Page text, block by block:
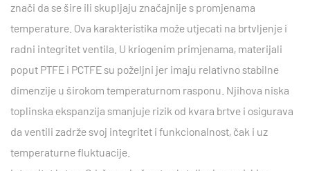
znači da se šire ili skupljaju značajnije s promjenama
temperature. Ova karakteristika može utjecati na brtvljenje i
radni integritet ventila. U kriogenim primjenama, materijali
poput PTFE i PCTFE su poželjni jer imaju relativno stabilne
dimenzije u širokom temperaturnom rasponu. Njihova niska
toplinska ekspanzija smanjuje rizik od kvara brtve i osigurava
da ventili zadrže svoj integritet i funkcionalnost, čak i uz
temperaturne fluktuacije.